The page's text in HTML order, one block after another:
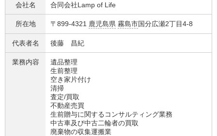
会社名 合同会社Lamp of Life
所在地 〒899-4321 鹿児島県 霧島市国分広瀬2丁目4-8
代表者名 後藤 昌紀
業務内容
遺品整理
生前整理
空き家片付け
清掃
査定/買取
不動産売買
生前贈与に関するコンサルティング業務
中古車及び中古二輪者の買取
廃棄物の収集運搬業